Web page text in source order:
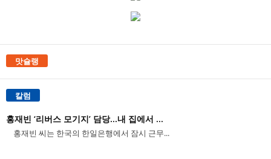
맛슐랭
칼럼
홍재빈 ‘리버스 모기지’ 담당...내 집에서 ...
홍재빈 씨는 한국의 한일은행에서 잠시 근무...